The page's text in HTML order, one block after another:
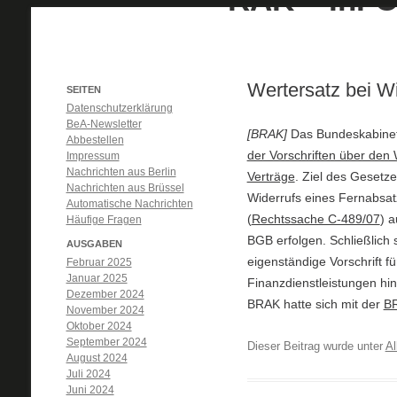
Wertersatz bei
[BRAK] Das
der Vorschriften über den
Verträge. Ziel des
Widerrufs eines
(Rechtssache C-489/07)
BGB erfolgen. Schließlich
eigenständige Vorschrift
Finanzdienstleistungen
BRAK hatte sich mit der
Dieser Beitrag wurde unter
SEITEN
Datenschutzerklärung
BeA-Newsletter
Abbestellen
Impressum
Nachrichten aus Berlin
Nachrichten aus Brüssel
Automatische Nachrichten
Häufige Fragen
AUSGABEN
Februar 2025
Januar 2025
Dezember 2024
November 2024
Oktober 2024
September 2024
August 2024
Juli 2024
Juni 2024